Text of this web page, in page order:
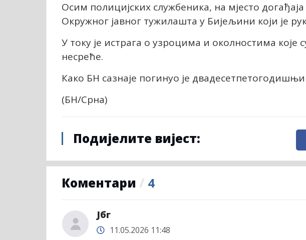
Осим полицијских службеника, на мјесто
Окружног јавног тужилашта у Бијељини који је
У току је истрага о узроцима и околностима које
несреће.
Како БН сазнаје погинуо је
(БН/Срна)
Подијелите вијест:
Коментари / 4
Јбг
11.05.2026 11:48